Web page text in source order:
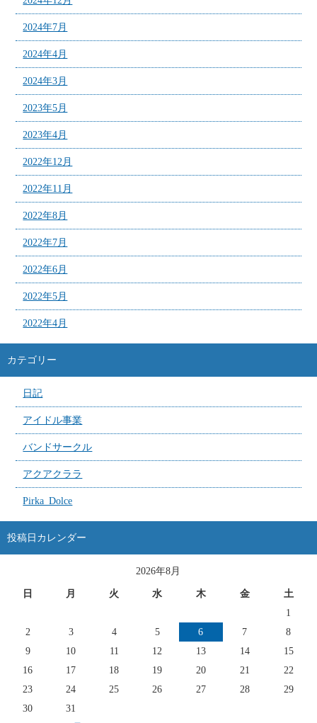
2024年7月
2024年4月
2024年3月
2023年5月
2023年4月
2022年12月
2022年11月
2022年8月
2022年7月
2022年6月
2022年5月
2022年4月
カテゴリー
日記
アイドル事業
バンドサークル
アクアクララ
Pirka_Dolce
投稿日カレンダー
2026年8月
日 月 火 水 木 金 土
1
2
3 4 5 6 7
8
9
10 11 12 13 14
15
16
17 18 19 20 21
22
23
24 25 26 27 28
29
30
31